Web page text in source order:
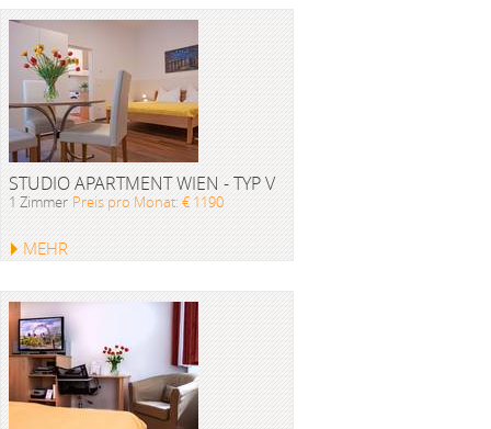
STUDIO APARTMENT WIEN - TYP V
1 Zimmer Preis pro Monat: € 1190
MEHR